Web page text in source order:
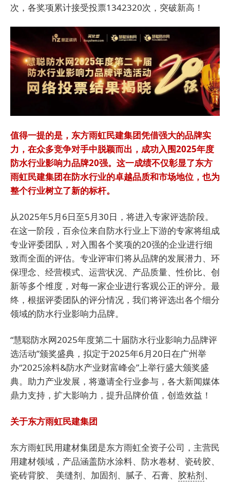
次，各奖项累计接受投票1342320次，突破新高！
值得一提的是，东方雨虹民建集团凭借强大的品牌实
力，在众多竞争对手中脱颖而出，成功入围2025年度
防水行业影响力品牌20强。这一成绩不仅彰显了东方
雨虹民建集团在防水行业的卓越品质和市场地位，也为
整个行业树立了新的标杆。
从2025年5月6日至5月30日，将进入专家评选阶段。
在这一阶段，百余位来自防水行业上下游的专家将组成
专业评委团队，对入围各个奖项的20强的企业进行细
致而全面的评估。专业评审们将从品牌的发展潜力、环
保理念、经营模式、运营状况、产品质量、性价比、创
新等多个维度，对每一家企业进行客观公正的评分。最
终，根据评委团队的评分情况，我们将评选出各个细分
领域的防水行业影响力品牌。
“慧聪防水网2025年度第二十届防水行业影响力品牌评
选活动”颁奖盛典，拟定于2025年6月20日在广州举
办“2025涂料&防水产业财富峰会”上举行盛大颁奖盛
典。助力产业发展，将邀请全行业参与，各大新闻媒体
鼎力支持，扩大影响力，提升品牌价值，创造效益！
关于东方雨虹民建集团
东方雨虹民用建材集团是东方雨虹全资子公司，主营民
用建材领域，产品涵盖防水涂料、防水卷材、瓷砖胶、
瓷砖背胶、 美缝剂、加固剂、腻子、石膏、 胶粘剂、